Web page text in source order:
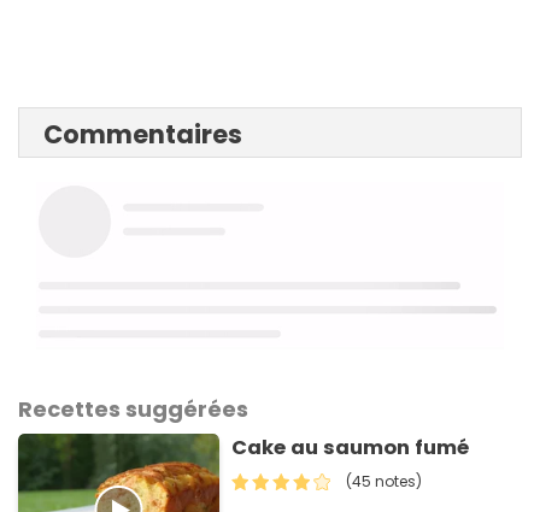
Commentaires
Recettes suggérées
Cake au saumon fumé
(45 notes)